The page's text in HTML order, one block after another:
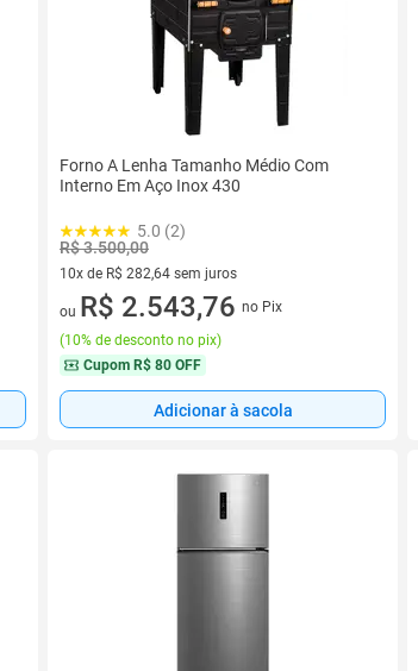
Forno A Lenha Tamanho Médio Com
Interno Em Aço Inox 430
5.0 (2)
R$ 3.500,00
10x de R$ 282,64 sem juros
10 vez de R$ 282,64 sem juros
ou R$ 2.543,76 no Pix
(10% de desconto no pix)
Cupom R$ 80 OFF
Adicionar à sacola